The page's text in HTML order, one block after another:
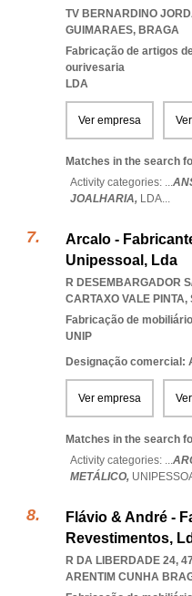
TV BERNARDINO
GUIMARAES, BRAGA
Fabricação de artigos
ourivesaria
LDA
Ver empresa
Matches in the search
Activity categories: ...
JOALHARIA, LDA...
Arcalo -
Unipessoal, Lda
R DESEMBARGADOR
CARTAXO VALE PINTA,
Fabricação de
UNIP
Designação comercial:
Ver empresa
Matches in the search
Activity categories: ...
METÁLICO,
Flávio & André -
Revestimentos,
R DA LIBERDADE 24,
ARENTIM CUNHA